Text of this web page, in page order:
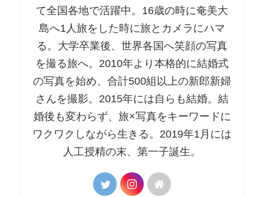
て全国各地で活躍中。16歳の時に奄美大
島へ1人旅をした時に旅とカメラにハマ
る。大学卒業後、世界各国へ笑顔の写真
を撮る旅へ。2010年より本格的に結婚式
の写真を始め、合計500組以上の新郎新婦
さんを撮影。2015年には自らも結婚。結
婚後も変わらず、旅×写真をキーワードに
ワクワクしながら生きる。2019年1月には
人工授精の末、第一子誕生。